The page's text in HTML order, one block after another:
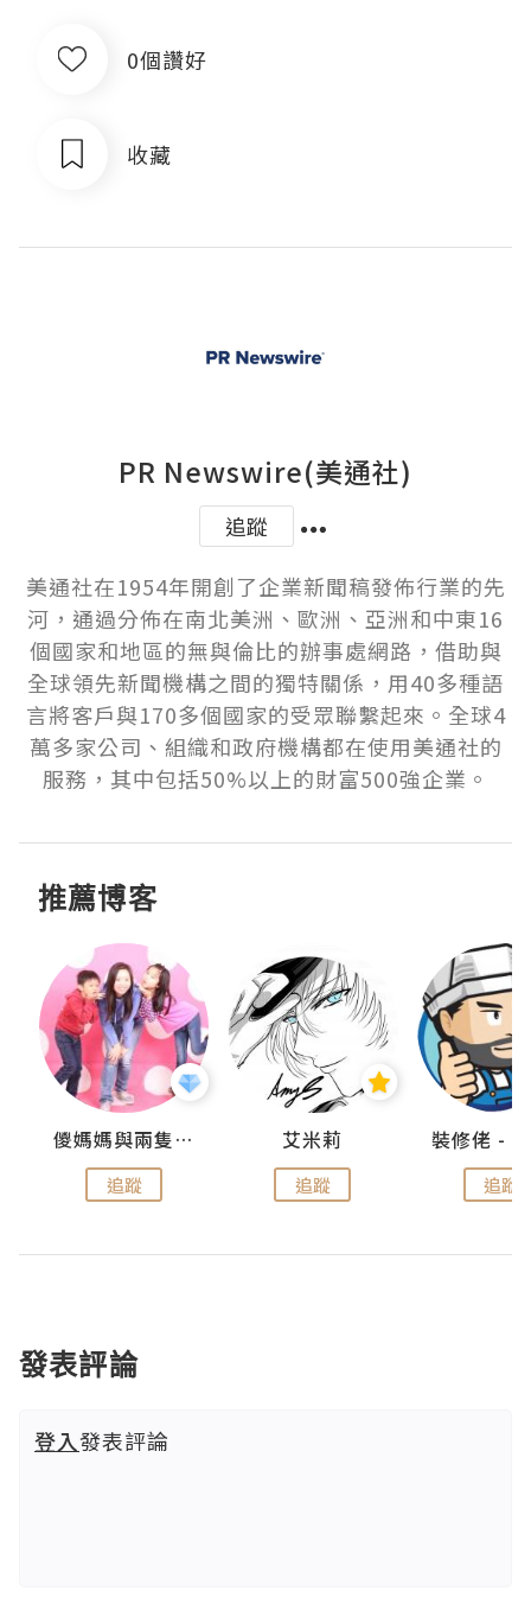
0個讚好
收藏
PR Newswire(美通社)
追蹤
美通社在1954年開創了企業新聞稿發佈行業的先
河，通過分佈在南北美洲、歐洲、亞洲和中東16
個國家和地區的無與倫比的辦事處網路，借助與
全球領先新聞機構之間的獨特關係，用40多種語
言將客戶與170多個國家的受眾聯繫起來。全球4
萬多家公司、組織和政府機構都在使用美通社的
服務，其中包括50%以上的財富500強企業。
推薦博客
儍媽媽與兩隻小魔怪之家
追蹤
艾米莉
追蹤 追蹤
發表評論
登入發表評論